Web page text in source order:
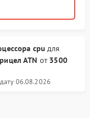
cpu для
ATN от 3500
06.08.2026